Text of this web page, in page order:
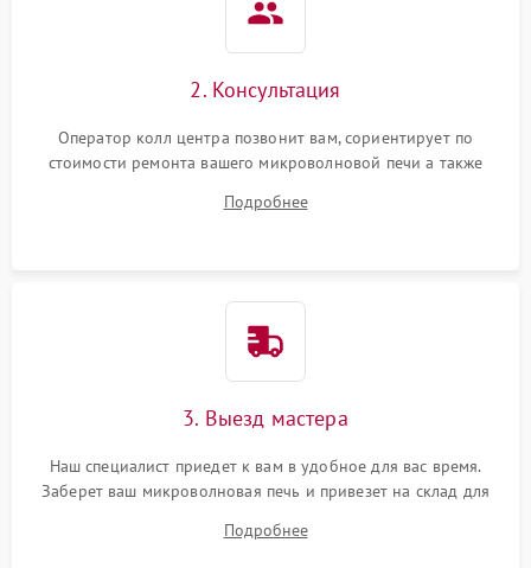
2. Консультация
Оператор колл центра позвонит вам, сориентирует по
стоимости ремонта вашего микроволновой печи а также
Подробнее
3. Выезд мастера
Наш специалист приедет к вам в удобное для вас время.
Заберет ваш микроволновая печь и привезет на склад для
Подробнее